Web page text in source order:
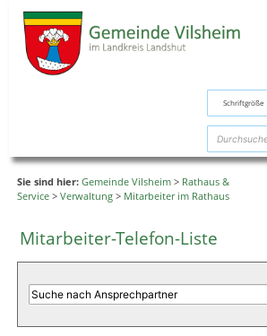
Schriftgröße
Sie sind hier: Gemeinde Vilsheim > Rathaus &
Service > Verwaltung > Mitarbeiter im Rathaus
Mitarbeiter-Telefon-Liste